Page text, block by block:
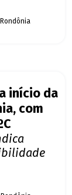
Rondônia
início da
com